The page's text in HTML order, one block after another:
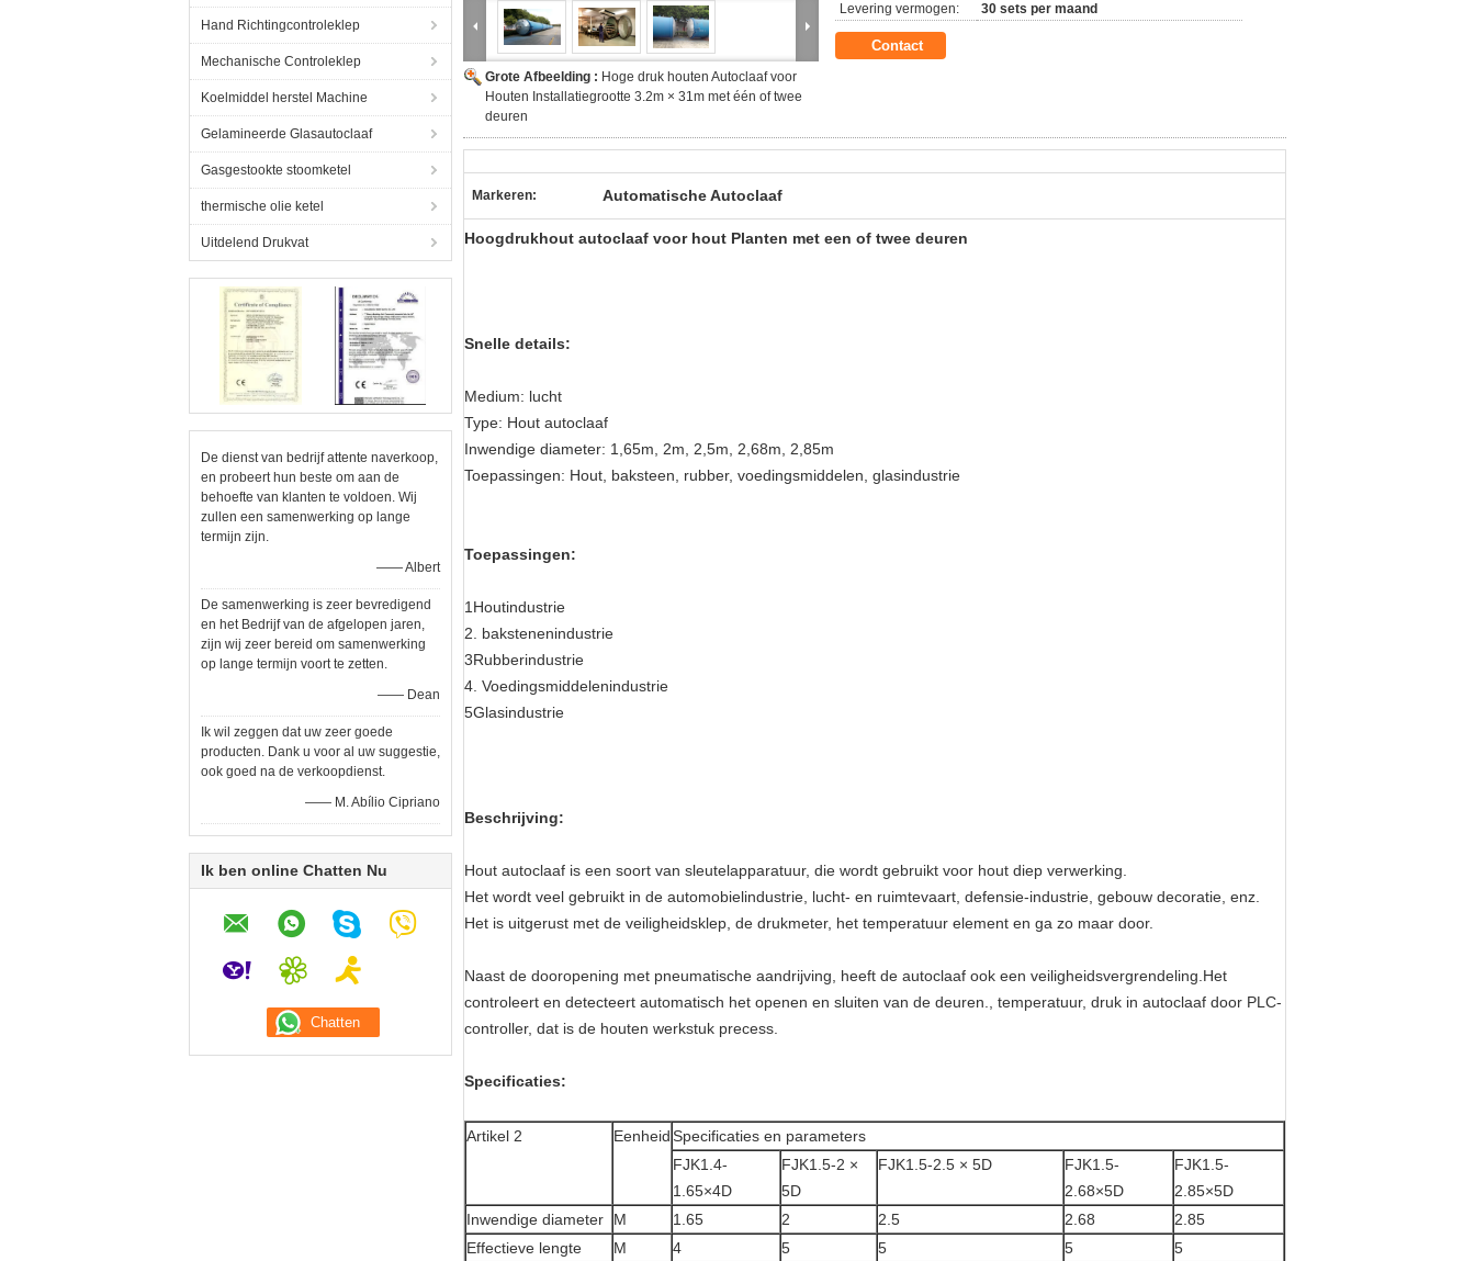
Hand Richtingcontroleklep
Mechanische Controleklep
Koelmiddel herstel Machine
Gelamineerde Glasautoclaaf
Gasgestookte stoomketel
thermische olie ketel
Uitdelend Drukvat
De dienst van bedrijf attente naverkoop,
en probeert hun beste om aan de
behoefte van klanten te voldoen. Wij
zullen een samenwerking op lange
termijn zijn.
—— Albert
De samenwerking is zeer bevredigend
en het Bedrijf van de afgelopen jaren,
zijn wij zeer bereid om samenwerking
op lange termijn voort te zetten.
—— Dean
Ik wil zeggen dat uw zeer goede
producten. Dank u voor al uw suggestie,
ook goed na de verkoopdienst.
—— M. Abílio Cipriano
Ik ben online Chatten Nu
Grote Afbeelding : Hoge druk houten Autoclaaf voor
Houten Installatiegrootte 3.2m × 31m met één of twee
deuren
Levering vermogen:
30 sets per maand
Contact
Markeren: Automatische Autoclaaf
Hoogdrukhout autoclaaf voor hout Planten met een of twee deuren
Snelle details:
Medium: lucht
Type: Hout autoclaaf
Inwendige diameter: 1,65m, 2m, 2,5m, 2,68m, 2,85m
Toepassingen: Hout, baksteen, rubber, voedingsmiddelen, glasindustrie
Toepassingen:
1Houtindustrie
2. bakstenenindustrie
3Rubberindustrie
4. Voedingsmiddelenindustrie
5Glasindustrie
Beschrijving:
Hout autoclaaf is een soort van sleutelapparatuur, die wordt gebruikt voor hout diep verwerking.
Het wordt veel gebruikt in de automobielindustrie, lucht- en ruimtevaart, defensie-industrie, gebouw decoratie, enz.
Het is uitgerust met de veiligheidsklep, de drukmeter, het temperatuur element en ga zo maar door.
Naast de dooropening met pneumatische aandrijving, heeft de autoclaaf ook een veiligheidsvergrendeling.Het
controleert en detecteert automatisch het openen en sluiten van de deuren., temperatuur, druk in autoclaaf door PLC-
controller, dat is de houten werkstuk precess.
Specificaties:
Artikel 2 EenheidSpecificaties en parameters
FJK1.4-
1.65×4D
FJK1.5-2 ×
5D
FJK1.5-2.5 × 5D
FJK1.5-
2.68×5D
FJK1.5-
2.85×5D
Inwendige diameter
M 1.65 2 2.5 2.68
2.85
Effectieve lengte
M 4 5 5 5
5